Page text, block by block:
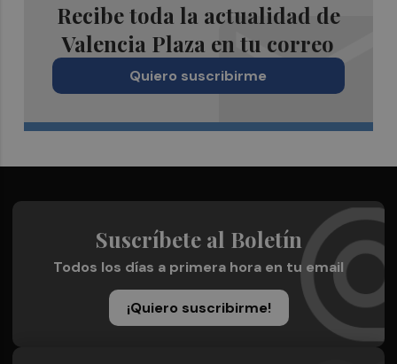
Recibe toda la actualidad de
Valencia Plaza en tu correo
Quiero suscribirme
Suscríbete al Boletín
Todos los días a primera hora en tu email
¡Quiero suscribirme!